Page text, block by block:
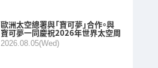
歐洲太空總署與「寶可夢」合作。與
寶可夢一同慶祝2026年世界太空周
2026.08.05(Wed)